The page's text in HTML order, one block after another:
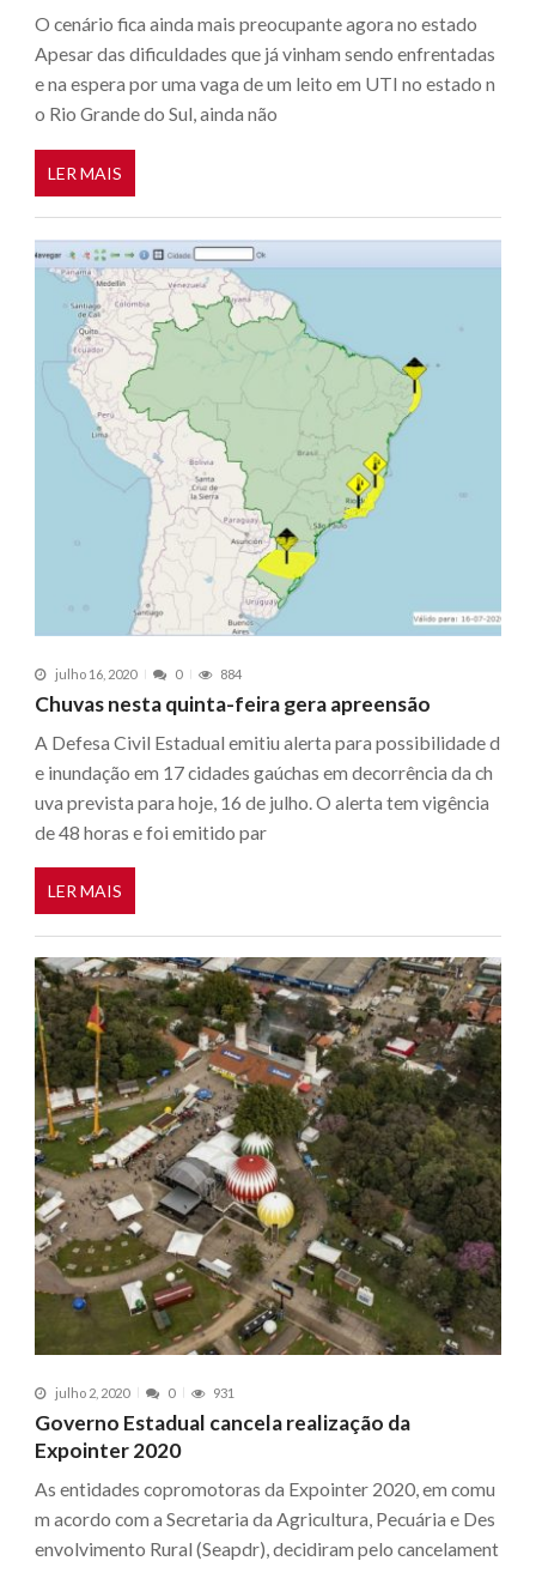
O cenário fica ainda mais preocupante agora no estado
Apesar das dificuldades que já vinham sendo enfrentadas
e na espera por uma vaga de um leito em UTI no estado n
o Rio Grande do Sul, ainda não
LER MAIS
julho 16, 2020 0 884
Chuvas nesta quinta-feira gera apreensão
A Defesa Civil Estadual emitiu alerta para possibilidade d
e inundação em 17 cidades gaúchas em decorrência da ch
uva prevista para hoje, 16 de julho. O alerta tem vigência
de 48 horas e foi emitido par
LER MAIS
julho 2, 2020 0 931
Governo Estadual cancela realização da
Expointer 2020
As entidades copromotoras da Expointer 2020, em comu
m acordo com a Secretaria da Agricultura, Pecuária e Des
envolvimento Rural (Seapdr), decidiram pelo cancelament